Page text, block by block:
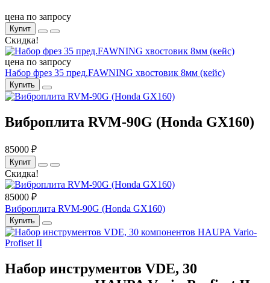
цена по запросу
Купит
Скидка!
цена по запросу
Набор фрез 35 пред.FAWNING хвостовик 8мм (кейс)
Купить
Виброплита RVM-90G (Honda GX160)
85000 ₽
Купит
Скидка!
85000 ₽
Виброплита RVM-90G (Honda GX160)
Купить
Набор инструментов VDE, 30